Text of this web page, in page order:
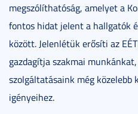
megszólíthatóság, amelyet a
fontos hidat jelent a hallgatók
között. Jelenlétük erősíti az
gazdagítja szakmai
szolgáltatásaink még
igényeihez.